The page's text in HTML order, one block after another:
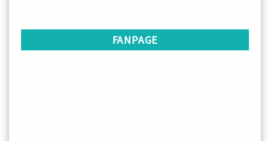
FANPAGE